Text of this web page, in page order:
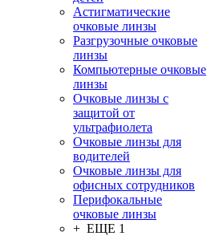
Астигматические
очковые линзы
Разгрузочные очковые
линзы
Компьютерные очковые
линзы
Очковые линзы с
защитой от
ультрафиолета
Очковые линзы для
водителей
Очковые линзы для
офисных сотрудников
Перифокальные
очковые линзы
+ ЕЩЕ 1